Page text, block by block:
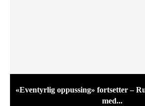
«Eventyrlig oppussing» fortsetter –
med...